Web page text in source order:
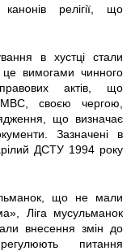
релігії, що
в хустці стали
вимогами чинного
правових актів, що
МВС, своєю чергою,
що визначає
Зазначені в
ДСТУ 1994 року
що не мали
Ліга мусульманок
внесення змін до
питання